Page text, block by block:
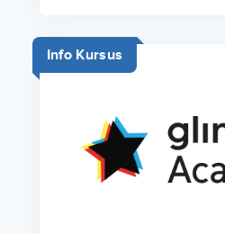
Info Kursus